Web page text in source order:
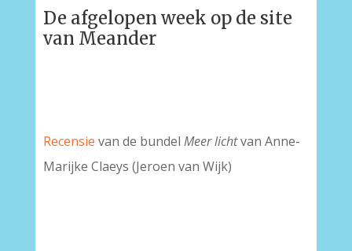
De afgelopen week op de site
van Meander
Recensie van de bundel Meer lichtvan Anne-
Marijke Claeys (Jeroen van Wijk)